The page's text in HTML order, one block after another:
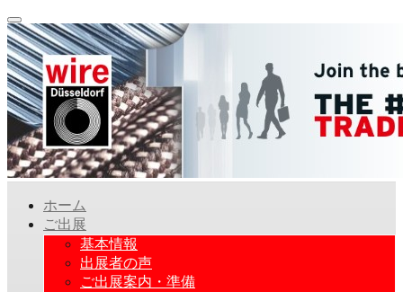
ホーム
ご出展
基本情報
出展者の声
ご出展案内・準備